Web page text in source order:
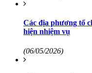
Các địa phương tổ
hiện nhiệm vụ
(06/05/2026)